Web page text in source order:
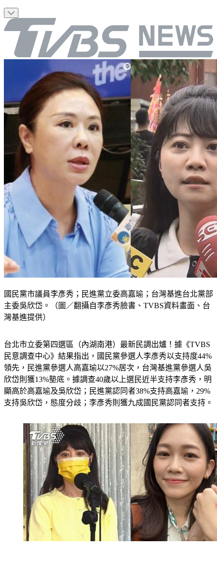
國民黨市議員李彥秀；民進黨立委高嘉瑜；台灣基進台北黨部
主委吳欣岱。（圖／翻攝自李彥秀臉書、TVBS資料畫面、台
灣基進提供）
台北市立委第四選區（內湖南港）最新民調出爐！據《TVBS
民意調查中心》結果指出，國民黨參選人李彥秀以支持度44%
領先，民進黨參選人高嘉瑜以27%居次，台灣基進黨參選人吳
欣岱則獲13%墊底。據調查40歲以上選民近半支持李彥秀，明
顯高於高嘉瑜及吳欣岱；民進黨認同者38%支持高嘉瑜，29%
支持吳欣岱，態度分歧；李彥秀則獲九成國民黨認同者支持。